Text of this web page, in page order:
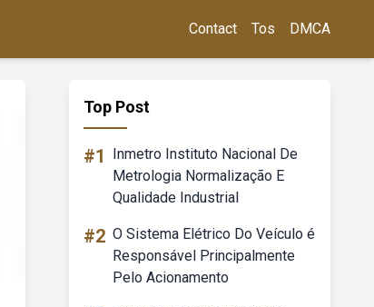
Contact Tos DMCA
Top Post
#1
Inmetro Instituto Nacional De
Metrologia Normalização E
Qualidade Industrial
#2 O Sistema Elétrico Do Veículo é
Responsável Principalmente
Pelo Acionamento